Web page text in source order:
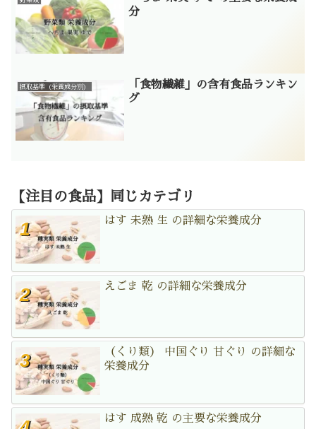
分
摂取基準（栄養成分別）
「食物繊維」の含有食品ランキン
グ
【注目の食品】同じカテゴリ
はす 未熟 生 の詳細な栄養成分
えごま 乾 の詳細な栄養成分
（くり類） 中国ぐり 甘ぐり の詳細な
栄養成分
はす 成熟 乾 の主要な栄養成分